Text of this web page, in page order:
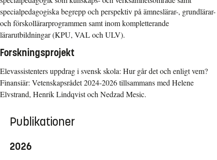
specialpedagogiska begrepp och perspektiv på ämneslärar-, grundlärar-
och förskollärarprogrammen samt inom kompletterande
lärarutbildningar (KPU, VAL och ULV).
Forskningsprojekt
Elevassistenters uppdrag i svensk skola: Hur går det och enligt vem?
Finansiär: Vetenskapsrådet 2024-2026 tillsammans med Helene
Elvstrand, Henrik Lindqvist och Nedzad Mesic.
Publikationer
2026